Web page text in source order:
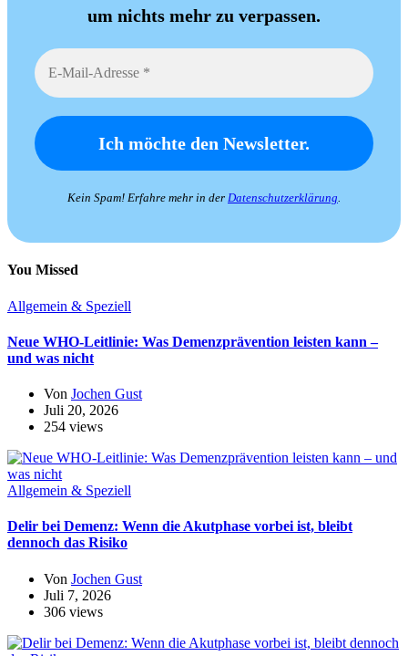
um nichts mehr zu verpassen.
Kein Spam! Erfahre mehr in der Datenschutzerklärung.
You Missed
Allgemein & Speziell
Neue WHO-Leitlinie: Was Demenzprävention leisten kann –
und was nicht
Von Jochen Gust
Juli 20, 2026
254 views
Allgemein & Speziell
Delir bei Demenz: Wenn die Akutphase vorbei ist, bleibt
dennoch das Risiko
Von Jochen Gust
Juli 7, 2026
306 views